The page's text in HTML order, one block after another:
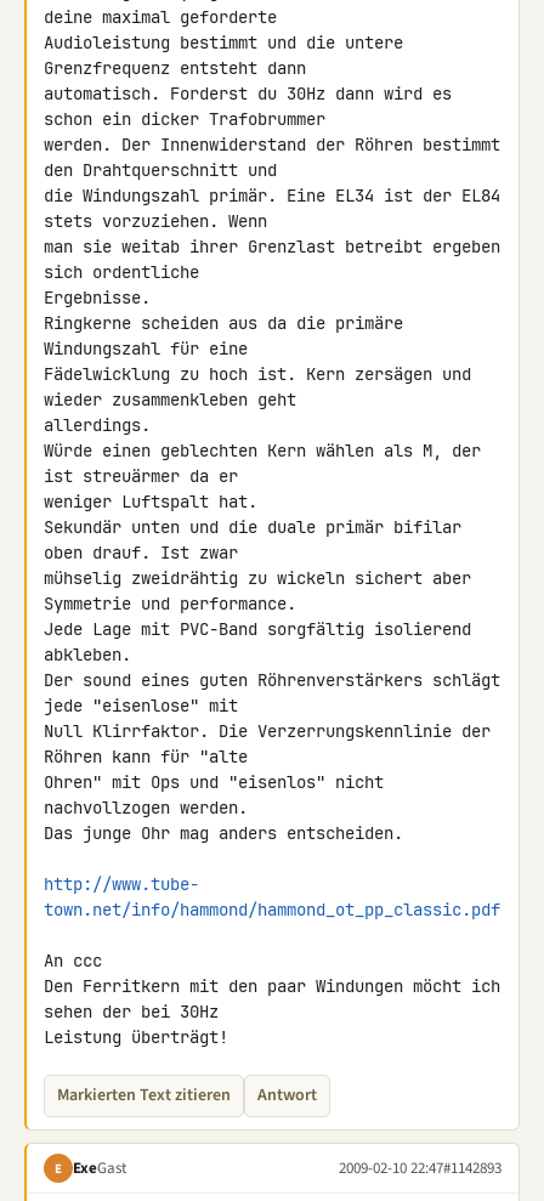
deine maximal geforderte
Audioleistung bestimmt und die untere
Grenzfrequenz entsteht dann
automatisch. Forderst du 30Hz dann wird es
schon ein dicker Trafobrummer
werden. Der Innenwiderstand der Röhren bestimmt
den Drahtquerschnitt und
die Windungszahl primär. Eine EL34 ist der EL84
stets vorzuziehen. Wenn
man sie weitab ihrer Grenzlast betreibt ergeben
sich ordentliche
Ergebnisse.
Ringkerne scheiden aus da die primäre
Windungszahl für eine
Fädelwicklung zu hoch ist. Kern zersägen und
wieder zusammenkleben geht
allerdings.
Würde einen geblechten Kern wählen als M, der
ist streuärmer da er
weniger Luftspalt hat.
Sekundär unten und die duale primär bifilar
oben drauf. Ist zwar
mühselig zweidrähtig zu wickeln sichert aber
Symmetrie und performance.
Jede Lage mit PVC-Band sorgfältig isolierend
abkleben.
Der sound eines guten Röhrenverstärkers schlägt
jede "eisenlose" mit
Null Klirrfaktor. Die Verzerrungskennlinie der
Röhren kann für "alte
Ohren" mit Ops und "eisenlos" nicht
nachvollzogen werden.
Das junge Ohr mag anders entscheiden.
http://www.tube-
town.net/info/hammond/hammond_ot_pp_classic.pdf
An ccc
Den Ferritkern mit den paar Windungen möcht ich
sehen der bei 30Hz
Leistung überträgt!
Markierten Text zitieren Antwort
E ExeGast 2009-02-10 22:47#1142893